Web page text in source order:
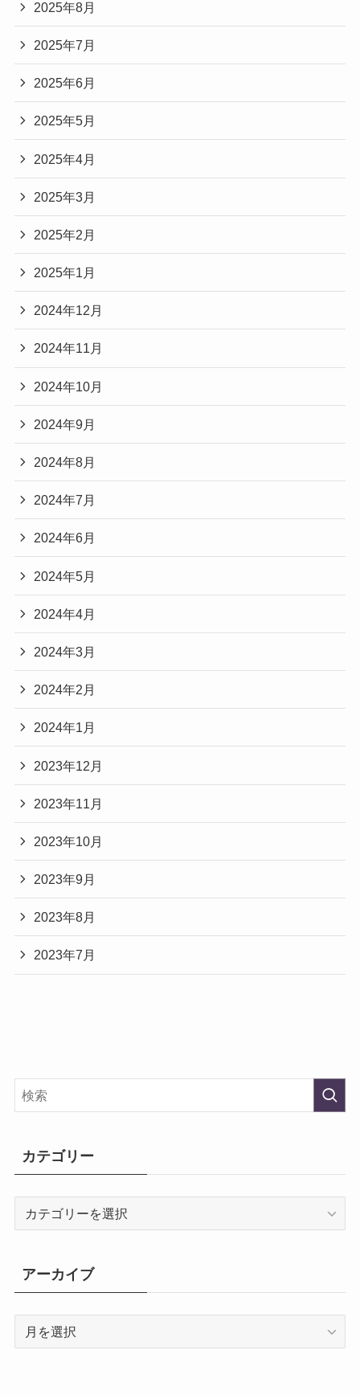
2025年8月
2025年7月
2025年6月
2025年5月
2025年4月
2025年3月
2025年2月
2025年1月
2024年12月
2024年11月
2024年10月
2024年9月
2024年8月
2024年7月
2024年6月
2024年5月
2024年4月
2024年3月
2024年2月
2024年1月
2023年12月
2023年11月
2023年10月
2023年9月
2023年8月
2023年7月
カテゴリー
ー
アーカイブ